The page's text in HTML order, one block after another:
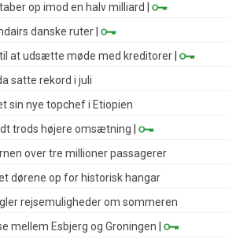
op imod en halv milliard
|
danske ruter |
at udsætte møde med kreditorer |
satte rekord i juli
sin nye topchef i Etiopien
trods højere omsætning |
over tre millioner passagerer
dørene op for historisk hangar
rejsemuligheder om sommeren
mellem Esbjerg og Groningen |